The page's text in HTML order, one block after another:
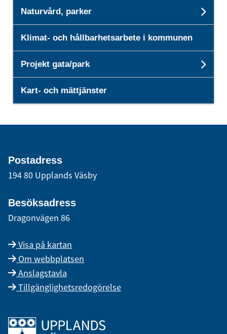
Naturvård, parker
Klimat- och hållbarhetsarbete i kommunen
Projekt gata/park
Kart- och mättjänster
Postadress
194 80 Upplands Väsby
Besöksadress
Dragonvägen 86
Visa på kartan
Om webbplatsen
Anslagstavla
Tillgänglighetsredogörelse